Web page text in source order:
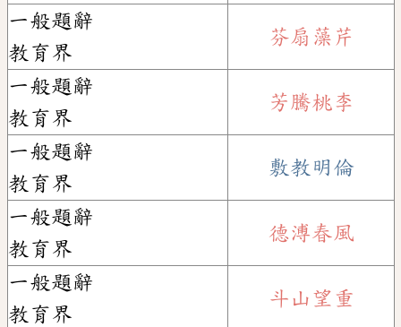
一般題辭
教育界
芬扇藻芹
一般題辭
教育界
芳騰桃李
一般題辭
教育界
敷教明倫
一般題辭
教育界
德溥春風
一般題辭
教育界
斗山望重